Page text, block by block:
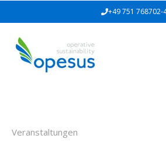
+49 751 768702-
Veranstaltungen